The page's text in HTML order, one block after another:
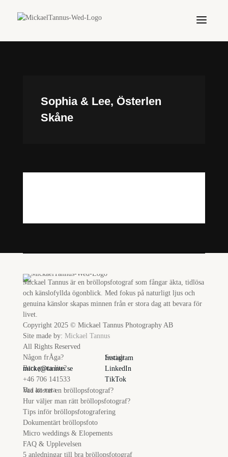
Sophia & Lee, Österlen
Skåne
Mickael Tannus är en bröllopsfotograf som fångar äkta, tidlösa
och känslofyllda ögonblick. Med fokus på naturligt ljus och
genuina känslor skapas minnen från er stora dag att bevara för
livet.
Copyright 2025 © Mickael Tannus Photography AB
Site made by: Mickael Tannus
All Rights Reserved
Någon frÅga?
Bara prata lite?
micke@tannus.se
+46 706 141533
Socialt
Instagram
LinkedIn
TikTok
Bra att veta
Vad kostar en bröllopsfotograf?
Hur väljer man rätt bröllopsfotograf?
Tips inför bröllopsfotografering
Dokumentärt bröllopsfoto
Micro weddings & Elopements
FAQ & Upplevelsen
5 anledningar till bra bröllopsfotograf